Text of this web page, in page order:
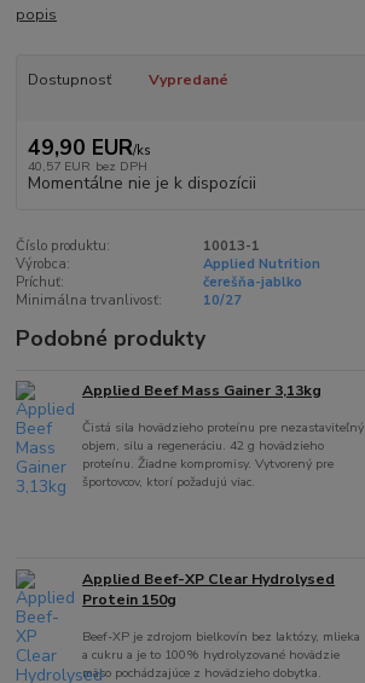
popis
Dostupnosť Vypredané
49,90 EUR/ks
40,57 EUR bez DPH
Momentálne nie je k dispozícii
Číslo produktu:
10013-1
Výrobca:
Applied Nutrition
Príchuť:
čerešňa-jablko
Minimálna trvanlivosť:
10/27
Podobné produkty
Applied Beef Mass Gainer 3,13kg
Čistá sila hovädzieho proteínu pre nezastaviteľný
objem, silu a regeneráciu. 42 g hovädzieho
proteínu. Žiadne kompromisy. Vytvorený pre
športovcov, ktorí požadujú viac.
Applied Beef-XP Clear Hydrolysed
Protein 150g
Beef-XP je zdrojom bielkovín bez laktózy, mlieka
a cukru a je to 100% hydrolyzované hovädzie
mäso pochádzajúce z hovädzieho dobytka.